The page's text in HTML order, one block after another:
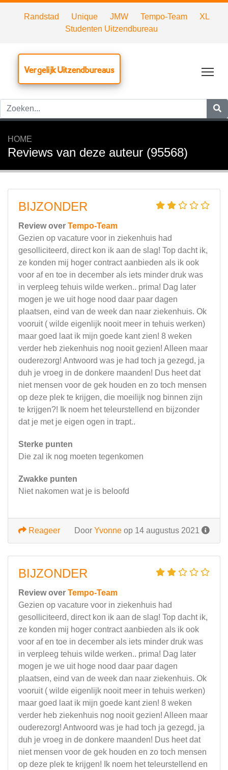
Randstad Unique JMW Tempo-Team
XL
Studenten Uitzendbureau
Vergelijk Uitzendbureaus
HOME
Reviews van deze auteur (95568)
BIJZONDER
Review over Tempo-Team
Gezien op vacature voor in ziekenhuis had
gesolliciteerd, direct kon ik aan de slag! Top dacht ik,
ze konden mij hoger contract aanbieden als ik ook
voor af en toe in december als iets minder druk was
in verpleeg tehuis wilde werken.. prima! Dag later
mogen je we uit hoge nood daar paar dagen
plaatsen, eind van de week dan naar ziekenhuis. Ok
vooruit ( wilde eigenlijk nooit meer in tehuis werken)
maar goed laat ik mijn goede kant zien! 8 weken
verder heb ziekenhuis nog nooit gezien! Alleen maar
ouderezorg! Antwoord was je had toch ja gezegd, ja
duh je vroeg in de donkere maanden! Dus heet dat
niet mensen voor de gek houden en zo toch mensen
op deze plek te krijgen, die moeilijk nog binnen zijn
te krijgen?! Ik noem het teleurstellend en bijzonder
dat je met je eigen ogen in trapt..
Sterke punten
Die zal ik nog moeten tegenkomen
Zwakke punten
Niet nakomen wat je is beloofd
Door Yvonne op 14 augustus 2021
Reageer
BIJZONDER
Review over Tempo-Team
Gezien op vacature voor in ziekenhuis had
gesolliciteerd, direct kon ik aan de slag! Top dacht ik,
ze konden mij hoger contract aanbieden als ik ook
voor af en toe in december als iets minder druk was
in verpleeg tehuis wilde werken.. prima! Dag later
mogen je we uit hoge nood daar paar dagen
plaatsen, eind van de week dan naar ziekenhuis. Ok
vooruit ( wilde eigenlijk nooit meer in tehuis werken)
maar goed laat ik mijn goede kant zien! 8 weken
verder heb ziekenhuis nog nooit gezien! Alleen maar
ouderezorg! Antwoord was je had toch ja gezegd, ja
duh je vroeg in de donkere maanden! Dus heet dat
niet mensen voor de gek houden en zo toch mensen
op deze plek te krijgen! Ik noem het teleurstellend en